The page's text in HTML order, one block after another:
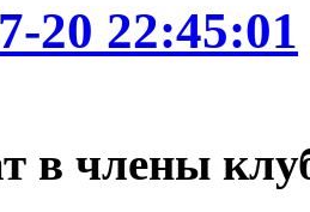
20 22:45:01
в члены